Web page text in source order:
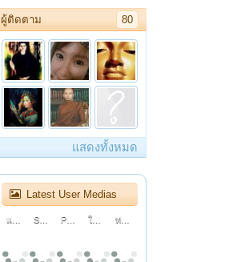
ผู้ติดตาม 80
แสดงทั้งหมด
Latest User Medias